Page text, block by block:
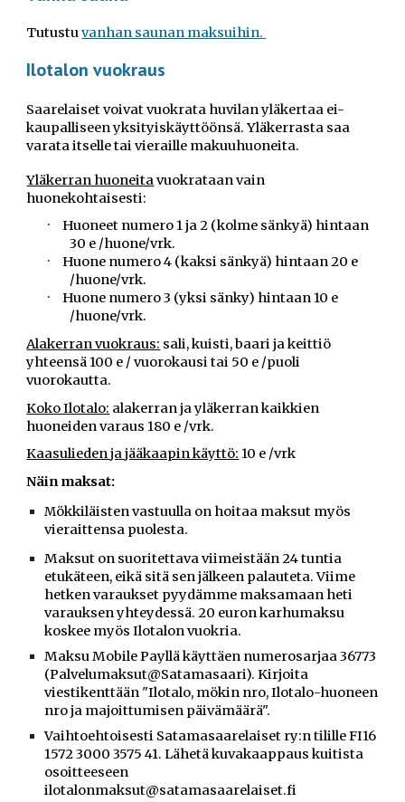
Tutustuvanhan saunan maksuihin.
Ilotalon vuokraus
Saarelaiset voivat vuokrata huvilan yläkertaa ei-
kaupalliseen yksityiskäyttöönsä.Yläkerrasta saa
varata itselle tai vieraille makuuhuoneita.
Yläkerran huoneita vuokrataan vain
huonekohtaisesti:
·
Huoneet numero 1 ja 2 (kolme sänkyä) hintaan
30 e /huone/vrk.
·
Huone numero 4 (kaksi sänkyä) hintaan 20 e
/huone/vrk.
·
Huone numero 3 (yksi sänky) hintaan 10 e
/huone/vrk.
Alakerran vuokraus: sali, kuisti, baari ja keittiö
yhteensä 100 e / vuorokausi tai 50 e /puoli
vuorokautta.
Koko Ilotalo: alakerran ja yläkerran kaikkien
huoneiden varaus 180 e /vrk.
Kaasulieden ja jääkaapin käyttö: 10 e /vrk
Näin maksat:
Mökkiläisten vastuulla on hoitaa maksut myös
vieraittensa puolesta.
Maksut on suoritettava viimeistään 24 tuntia
etukäteen, eikä sitä sen jälkeen palauteta. Viime
hetken varaukset pyydämme maksamaan heti
varauksen yhteydessä. 20 euron karhumaksu
koskee myös Ilotalon vuokria.
Maksu Mobile Payllä käyttäen numerosarjaa 36773
(Palvelumaksut@Satamasaari). Kirjoita
viestikenttään "Ilotalo, mökin nro, Ilotalo-huoneen
nro ja majoittumisen päivämäärä".
Vaihtoehtoisesti Satamasaarelaiset ry:n tilille FI16
1572 3000 3575 41. Lähetä kuvakaappaus kuitista
osoitteeseen
ilotalonmaksut@satamasaarelaiset.fi